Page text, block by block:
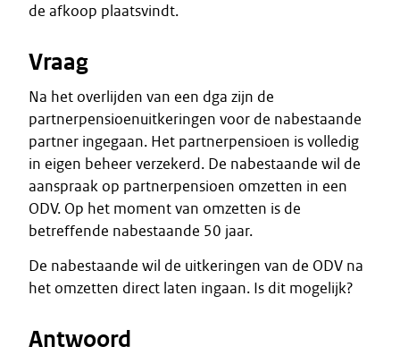
de afkoop plaatsvindt.
Vraag
Na het overlijden van een dga zijn de
partnerpensioenuitkeringen voor de nabestaande
partner ingegaan. Het partnerpensioen is volledig
in eigen beheer verzekerd. De nabestaande wil de
aanspraak op partnerpensioen omzetten in een
ODV. Op het moment van omzetten is de
betreffende nabestaande 50 jaar.
De nabestaande wil de uitkeringen van de ODV na
het omzetten direct laten ingaan. Is dit mogelijk?
Antwoord